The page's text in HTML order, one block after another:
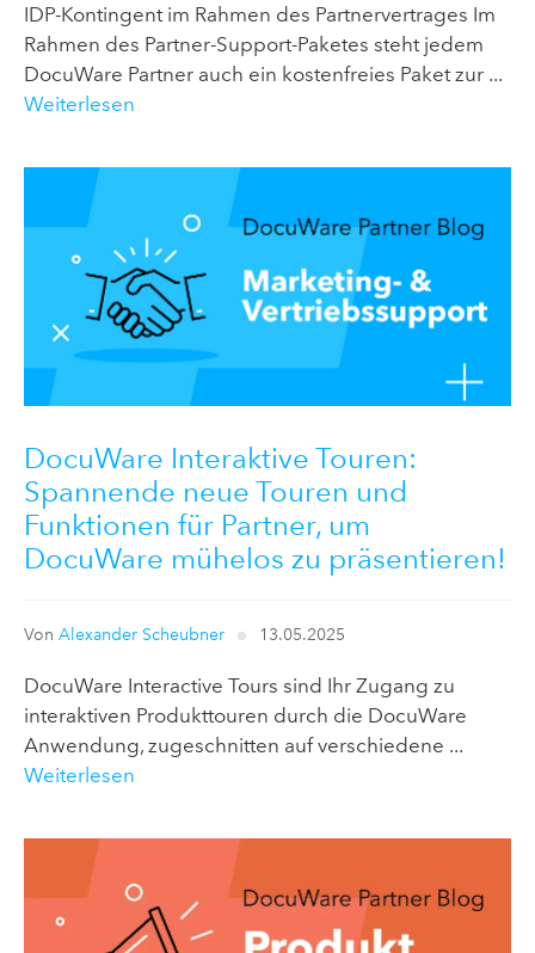
IDP-Kontingent im Rahmen des Partnervertrages Im
Rahmen des Partner-Support-Paketes steht jedem
DocuWare Partner auch ein kostenfreies Paket zur ...
Weiterlesen
DocuWare Interaktive Touren:
Spannende neue Touren und
Funktionen für Partner, um
DocuWare mühelos zu präsentieren!
Von Alexander Scheubner 13.05.2025
DocuWare Interactive Tours sind Ihr Zugang zu
interaktiven Produkttouren durch die DocuWare
Anwendung, zugeschnitten auf verschiedene ...
Weiterlesen